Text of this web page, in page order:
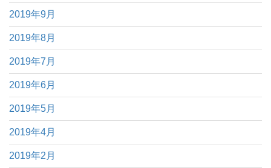
2019年9月
2019年8月
2019年7月
2019年6月
2019年5月
2019年4月
2019年2月